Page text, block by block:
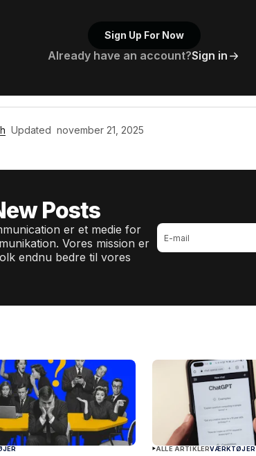
Sign Up For Now
Already have an account?Sign in
Updated november 21, 2025
Posts
er et medie for
Vores mission er
endnu bedre til vores
ALLE ARTIKLERVÆRKTØJER